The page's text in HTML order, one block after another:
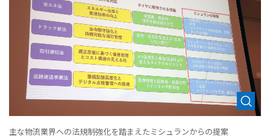
主な物流業界への法規制強化を踏まえたミシュランからの提案